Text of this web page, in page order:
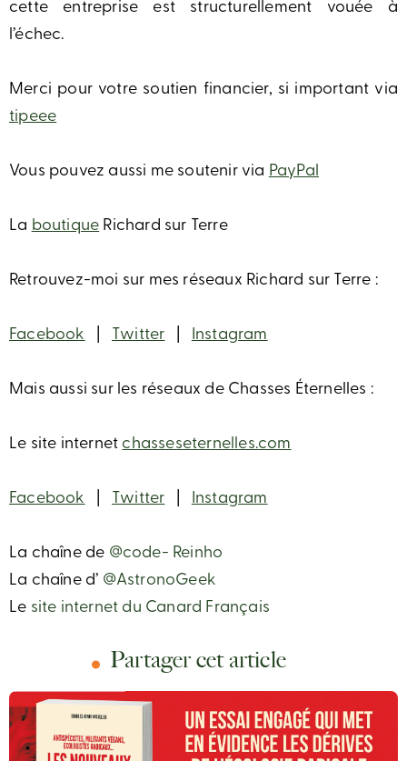
cette entreprise est structurellement vouée à
l’échec.
Merci pour votre soutien financier, si important via
tipeee
Vous pouvez aussi me soutenir via PayPal
La boutique Richard sur Terre
Retrouvez-moi sur mes réseaux Richard sur Terre :
Facebook Twitter Instagram
Mais aussi sur les réseaux de Chasses Éternelles :
Le site internet chasseseternelles.com
Facebook Twitter Instagram
La chaîne de @code- Reinho
La chaîne d’ @AstronoGeek
Le site internet du Canard Français
Partager cet article